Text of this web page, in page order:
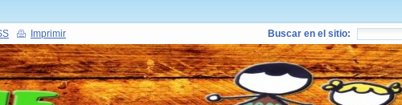
Imprimir Buscar en el sitio: